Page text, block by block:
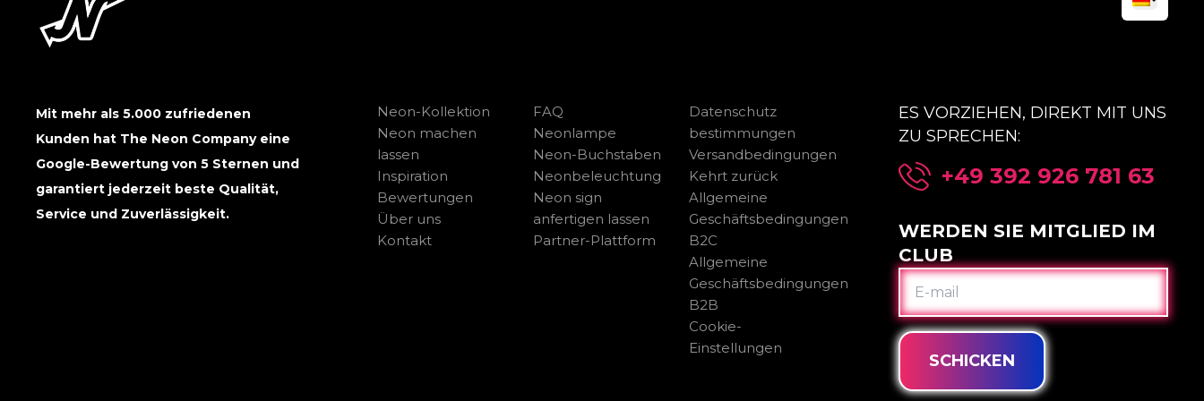
Mit mehr als 5.000 zufriedenen
Kunden hat The Neon Company eine
Google-Bewertung von 5 Sternen und
garantiert jederzeit beste Qualität,
Service und Zuverlässigkeit.
Neon-Kollektion
Neon machen
lassen
Inspiration
Bewertungen
Über uns
Kontakt
FAQ
Neonlampe
Neon-Buchstaben
Neonbeleuchtung
Neon sign
anfertigen lassen
Partner-Plattform
Datenschutz
bestimmungen
Versandbedingungen
Kehrt zurück
Allgemeine
Geschäftsbedingungen
B2C
Allgemeine
Geschäftsbedingungen
B2B
Cookie-
Einstellungen
ES VORZIEHEN, DIREKT MIT UNS
ZU SPRECHEN:
+49 392 926 781 63
WERDEN SIE MITGLIED IM
CLUB
E-
MAIL
SCHICKEN